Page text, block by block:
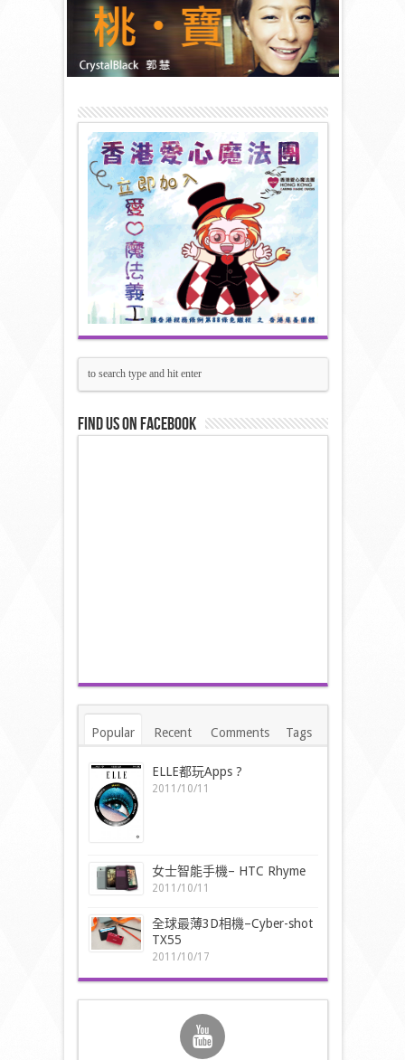
Find us on Facebook
Popular Recent Comments Tags
ELLE都玩Apps ?
2011/10/11
女士智能手機– HTC Rhyme
2011/10/11
全球最薄3D相機–Cyber-shot
TX55
2011/10/17